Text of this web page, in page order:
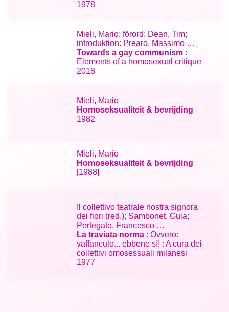
1978
Mieli, Mario; förord: Dean, Tim;
introduktion: Prearo, Massimo …
Towards a gay communism :
Elements of a homosexual critique
2018
Mieli, Mario
Homoseksualiteit & bevrijding
1982
Mieli, Mario
Homoseksualiteit & bevrijding
[1988]
Il collettivo teatrale nostra signora
dei fiori (red.); Sambonet, Guia;
Pertegato, Francesco …
La traviata norma : Ovvero:
vaffanculo... ebbene sì! : A cura dei
collettivi omosessuali milanesi
1977